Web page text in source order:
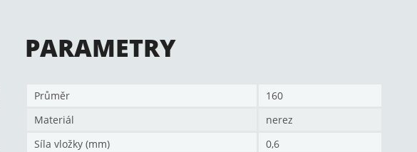
PARAMETRY
Průměr
160
Materiál
nerez
Síla vložky (mm)
0,6